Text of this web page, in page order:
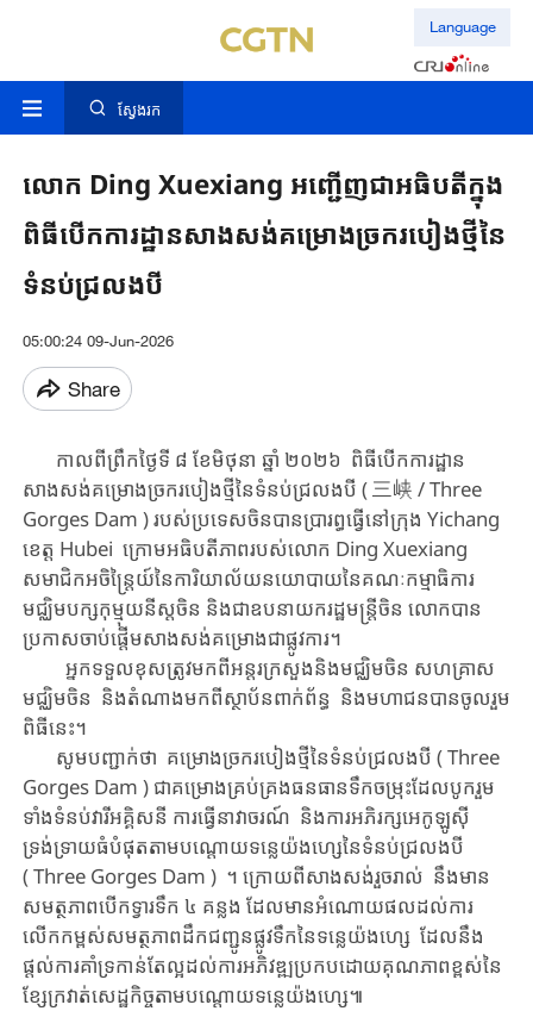
Language
ស្វែងរក
លោក Ding Xuexiang អញ្ជើញជាអធិបតីក្នុង
ពិធីបើកការដ្ឋានសាងសង់គម្រោងច្រករបៀងថ្មីនៃ
ទំនប់ជ្រលងបី
05:00:24 09-Jun-2026
Share
កាលពីព្រឹកថ្ងៃទី ៨ ខែមិថុនា ឆ្នាំ ២០២៦ ​​ពិធី​បើកការដ្ឋាន​
សាងសង់​​គម្រោង​ច្រក​​របៀង​ថ្មី​នៃ​ទំនប់​ជ្រលង​បី ​( 三峡 / Three
Gorges Dam )​ ​របស់​ប្រទេសចិន​បាន​ប្រារព្ធធ្វើនៅ​ក្រុង ​Yichang​ ​
ខេត្ត Hubei​​ ​​ក្រោម​អធិបតីភាព​​របស់​​លោក Ding Xuexiang ​
សមាជិក​អចិន្ត្រៃយ៍​នៃ​​ការិយាល័យ​នយោបាយ​នៃគណៈកម្មាធិការ​
មជ្ឈិមបក្ស​កុម្មុយនីស្ត​ចិន​ និងជាឧបនាយករដ្ឋមន្ត្រីចិន​ ​​លោក​បាន​
ប្រកាស​​ចាប់ផ្តើមសាងសង់​គម្រោង​​ជាផ្លូវការ។
អ្នកទទួលខុសត្រូវ​មកពី​​​​អន្តរក្រសួង​និង​មជ្ឈិមចិន​ សហគ្រាស​
មជ្ឈិមចិន​ ​និង​តំណាង​មកពី​ស្ថាប័ន​ពាក់ព័ន្ធ​ និងមហាជន​បាន​ចូលរួម​
ពិធី​នេះ​។
សូមបញ្ជាក់ថា ​​​គម្រោង​​ច្រក​របៀង​ថ្មី​នៃ​ទំនប់​ជ្រលង​បី ​( Three
Gorges Dam )​ ជាគម្រោង​គ្រប់គ្រង​ធនធាន​ទឹក​ចម្រុះ​ដែល​បូករួម
ទាំង​​ទំនប់វារីអគ្គិសនី ​ការធ្វើនាវាចរណ៍ ​និង​ការអភិរក្ស​អេកូឡូស៊ី​
ទ្រង់ទ្រាយធំ​បំផុត​តាម​បណ្តោយ​ទន្លេយ៉ងហ្សេ​​នៃទំនប់​ជ្រលង​បី ​
( Three Gorges Dam )​ ។ ​ក្រោយពីសាងសង់រួចរាល់ ​​ នឹងមាន
សមត្ថភាព​បើក​ទ្វារ​ទឹក​ ៤ ​គន្លង​​​​ ដែល​មាន​អំណោយផល​​ដល់​ការ
លើក​កម្ពស់​សមត្ថភាព​ដឹកជញ្ជូន​​ផ្លូវ​ទឹក​​នៃ​ទន្លេ​យ៉ងហ្សេ ​ដែលនឹង​
ផ្តល់​ការ​គាំទ្រ​កាន់តែល្អ​ដល់​ការអភិវឌ្ឍ​ប្រកបដោយ​គុណភាព​ខ្ពស់​នៃ​
ខ្សែក្រវាត់​សេដ្ឋកិច្ច​តាម​បណ្តោយ​ទន្លេយ៉ងហ្សេ៕​